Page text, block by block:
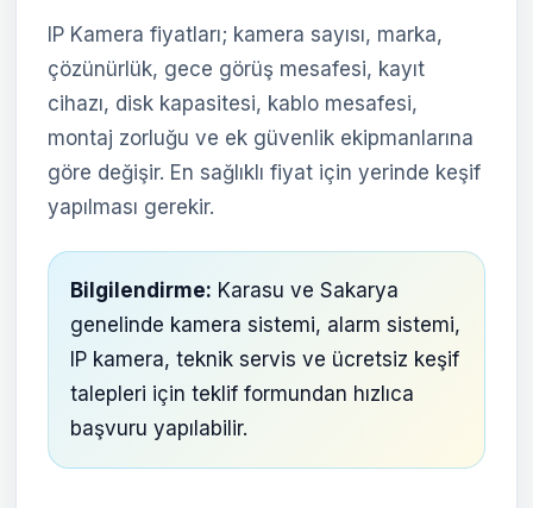
IP Kamera fiyatları; kamera sayısı, marka,
çözünürlük, gece görüş mesafesi, kayıt
cihazı, disk kapasitesi, kablo mesafesi,
montaj zorluğu ve ek güvenlik ekipmanlarına
göre değişir. En sağlıklı fiyat için yerinde keşif
yapılması gerekir.
Bilgilendirme: Karasu ve Sakarya
genelinde kamera sistemi, alarm sistemi,
IP kamera, teknik servis ve ücretsiz keşif
talepleri için teklif formundan hızlıca
başvuru yapılabilir.